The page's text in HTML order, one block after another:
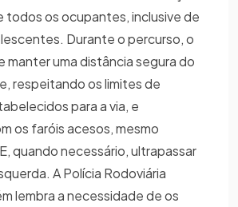
todos os ocupantes, inclusive de
Durante o percurso, o
manter uma distância segura do
respeitando os limites de
para a via, e
os faróis acesos, mesmo
quando necessário, ultrapassar
A Polícia Rodoviária
lembra a necessidade de os